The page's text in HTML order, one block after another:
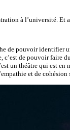
à l’université. Et
de pouvoir identifier
de pouvoir faire
un théâtre qui est
et de cohésion